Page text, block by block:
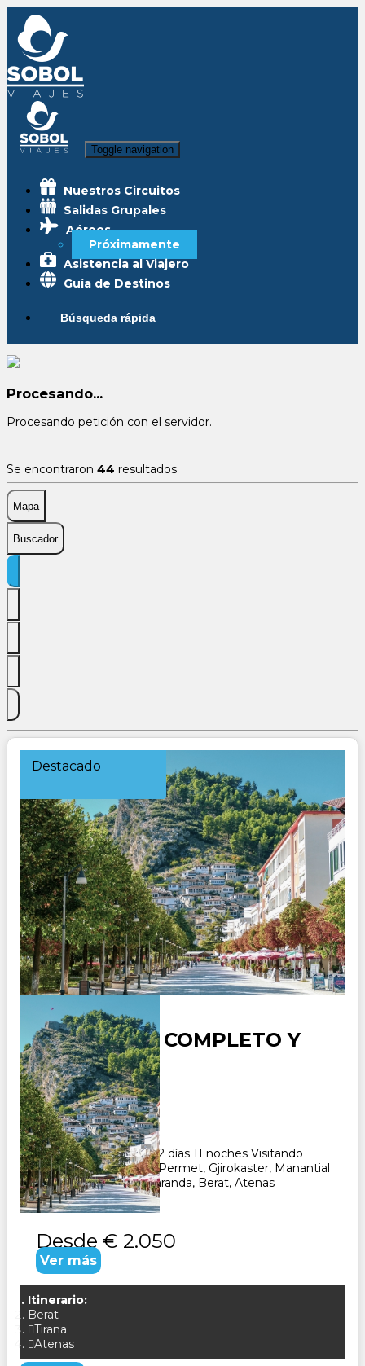
Toggle navigation
Nuestros Circuitos
Salidas Grupales
Aéreos
Próximamente
Asistencia al Viajero
Guía de Destinos
Búsqueda rápida
Procesando...
Procesando petición con el servidor.
Se encontraron 44 resultados
Mapa
Buscador
Destacado
ALBANIA AL COMPLETO Y
ATENAS
Duración:
12Días11Noches
Paquete Turístico de 12 días 11 noches Visitando
Tirana, Elbasan, Korca, Permet, Gjirokaster, Manantial
del Ojo Azul, Atevas Saranda, Berat, Atenas
CONSULTAR
Desde € 2.050
Ver más
Itinerario:
Berat
Tirana
Atenas